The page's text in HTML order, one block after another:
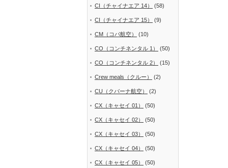
CI（チャイナエア 14） (58)
CI（チャイナエア 15） (9)
CM（コパ航空） (10)
CO（コンチネンタル 1） (50)
CO（コンチネンタル 2） (15)
Crew meals（クルー） (2)
CU（クバーナ航空） (2)
CX（キャセイ 01） (50)
CX（キャセイ 02） (50)
CX（キャセイ 03） (50)
CX（キャセイ 04） (50)
CX（キャセイ 05） (50)